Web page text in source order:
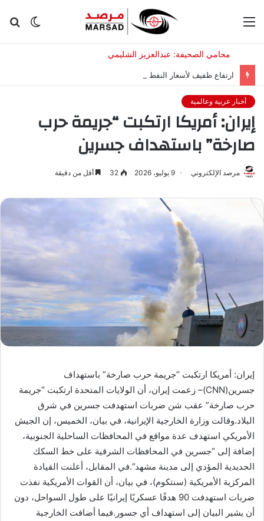
الوضع
ارتفاع طفيف لأسعار النفط مع إعلان إيران شروط فتح مضيق هرمز
أخبار عربية وعالمية
إيران: أمريكا ارتكبت “جريمة حرب
صارخة” باستهداف جسرين
مرصد الإلكتروني 9 يوليو، 2026 32 أقل من دقيقة
إيران: أمريكا ارتكبت “جريمة حرب صارخة” باستهداف
جسرين(CNN)– زعمت إيران، أن الولايات المتحدة ارتكبت “جريمة
حرب صارخة” عقب شن ضربات استهدفت جسرين في شرق
البلاد.وقالت وزارة الخارجية الإيرانية، في بيان، الخميس، إن الجيش
الأمريكي استهدف عدة مواقع في المحافظات الساحلية الجنوبية،
إضافة إلى “جسرين في المحافظات الشرقية على خط السكك
الحديدية المؤدي إلى مدينة مشهد”.في المقابل، أعلنت القيادة
المركزية الأمريكية (سنتكوم)، في بيان، أن القوات الأمريكية نفذت
ضربات استهدفت 90 هدفًا عسكريًا إيرانيًا على طول السواحل، دون
أن يشير البيان إلى استهداف أي جسور.فيما أضافت الخارجية